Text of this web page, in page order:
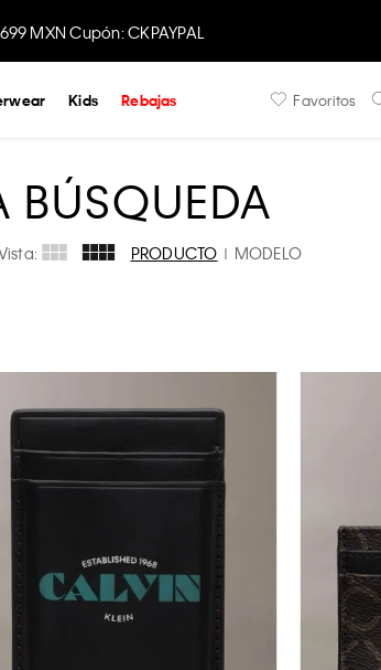
MXN Cupón: CKPAYPAL
Favoritos
Kids Rebajas
BÚSQUEDA
PRODUCTO MODELO